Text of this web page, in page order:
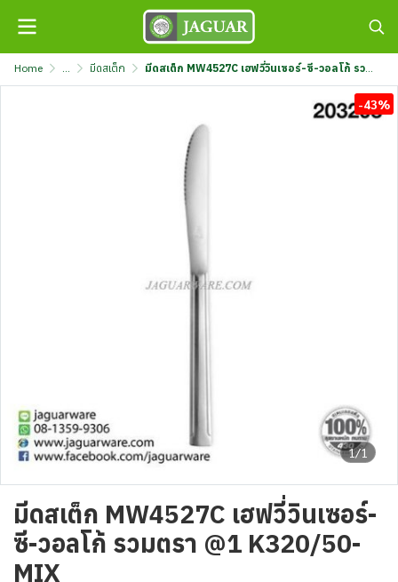
Home ... มีดสเต็ก มีดสเต็ก MW4527C เฮฟวี่วินเซอร์-ซี-วอลโก้ รวมตรา @1 K320/50-MIX
1/1
-43%
มีดสเต็ก MW4527C เฮฟวี่วินเซอร์-
ซี-วอลโก้ รวมตรา @1 K320/50-
MIX